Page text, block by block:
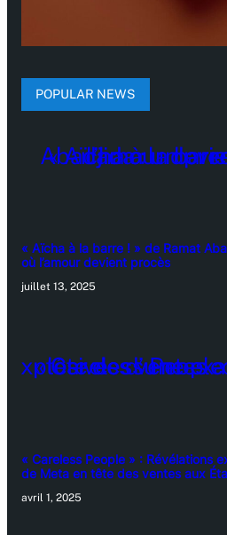
POPULAR NEWS
« Aïcha à la barre ! » de Ramat
où l’amour devient procès
juillet 13, 2025
« Careless People » : Révélations
de Meta en tête des ventes aux
avril 1, 2025